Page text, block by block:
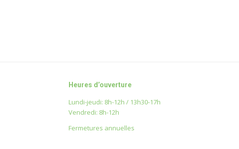
Heures d’ouverture
Lundi-jeudi: 8h-12h / 13h30-17h
Vendredi: 8h-12h
Fermetures annuelles